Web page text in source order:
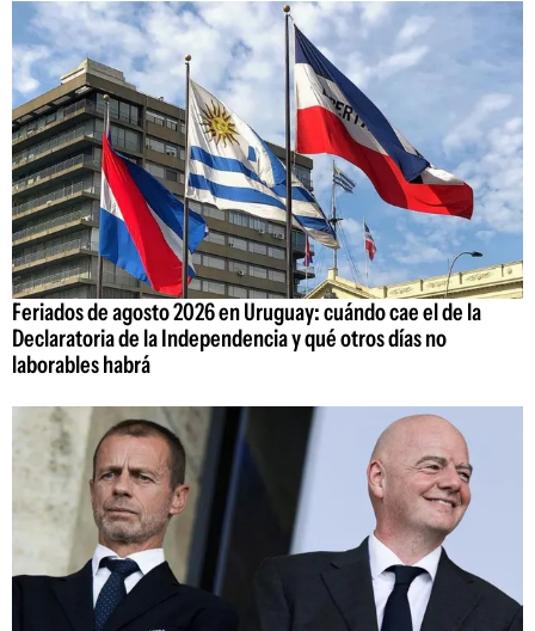
Feriados de agosto 2026 en Uruguay: cuándo cae el de la
Declaratoria de la Independencia y qué otros días no
laborables habrá